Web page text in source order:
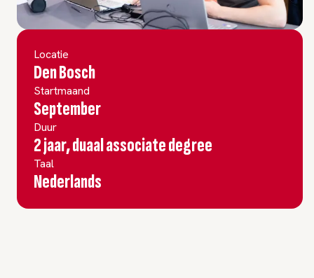
Locatie
Den Bosch
Startmaand
September
Duur
2 jaar, duaal associate degree
Taal
Nederlands